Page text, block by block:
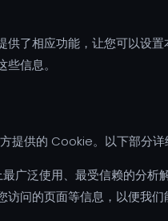
供了相应功能，让您可以设
信息。
提供的 Cookie。以下部分
广泛使用、最受信赖的分析
问的页面等信息，以便我们